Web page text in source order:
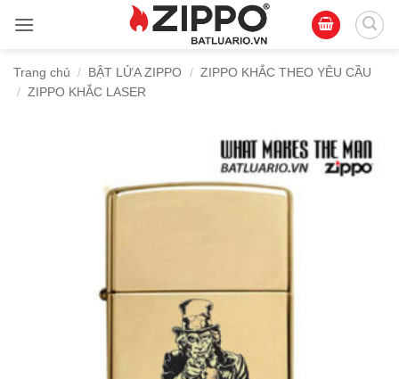
qua
dungTrang chủ / BẬT LỬA ZIPPO / ZIPPO KHẮC THEO YÊU CẦU
/ ZIPPO KHẮC LASER